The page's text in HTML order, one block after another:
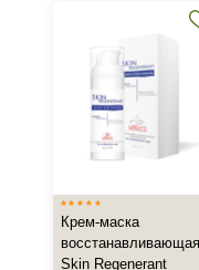
Крем-маска
восстанавливающая
Skin Regenerant